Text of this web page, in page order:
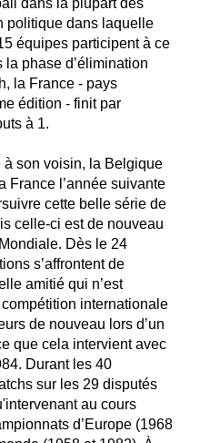
politique dans laquelle
équipes participent à ce
phase d’élimination
la France - pays
édition - finit par
à 1.
à son voisin, la Belgique
France l’année suivante
cette belle série de
celle-ci est de nouveau
Dès le 24
s’affrontent de
amitié qui n’est
internationale
de nouveau lors d’un
que cela intervient avec
Durant les 40
sur les 29 disputés
au cours
d’Europe (1968